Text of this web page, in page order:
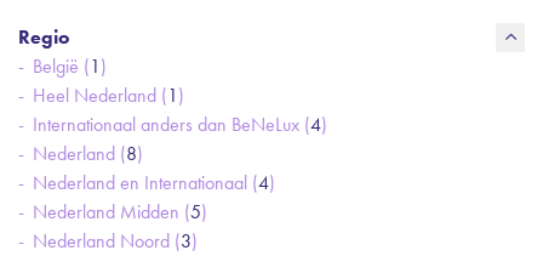
Regio
België (1)
Heel Nederland (1)
Internationaal anders dan BeNeLux (4)
Nederland (8)
Nederland en Internationaal (4)
Nederland Midden (5)
Nederland Noord (3)